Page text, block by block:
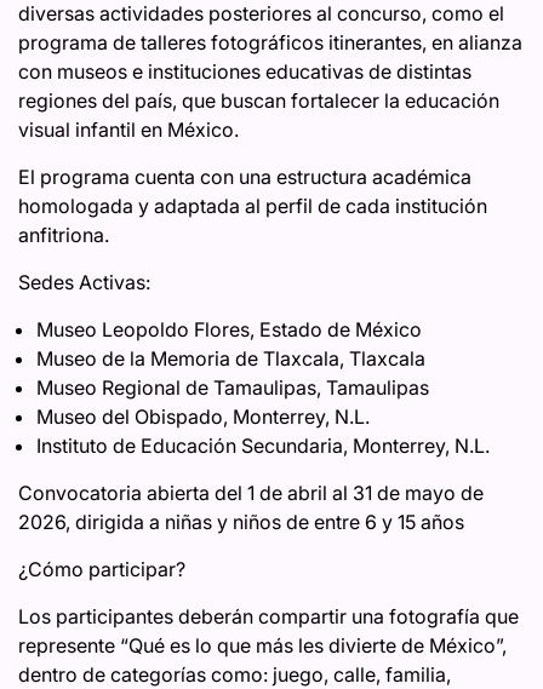
diversas actividades posteriores al concurso, como el
programa de talleres fotográficos itinerantes, en alianza
con museos e instituciones educativas de distintas
regiones del país, que buscan fortalecer la educación
visual infantil en México.
El programa cuenta con una estructura académica
homologada y adaptada al perfil de cada institución
anfitriona.
Sedes Activas:
Museo Leopoldo Flores, Estado de México
Museo de la Memoria de Tlaxcala, Tlaxcala
Museo Regional de Tamaulipas, Tamaulipas
Museo del Obispado, Monterrey, N.L.
Instituto de Educación Secundaria, Monterrey, N.L.
Convocatoria abierta del 1 de abril al 31 de mayo de
2026, dirigida a niñas y niños de entre 6 y 15 años
¿Cómo participar?
Los participantes deberán compartir una fotografía que
represente “Qué es lo que más les divierte de México”,
dentro de categorías como: juego, calle, familia,